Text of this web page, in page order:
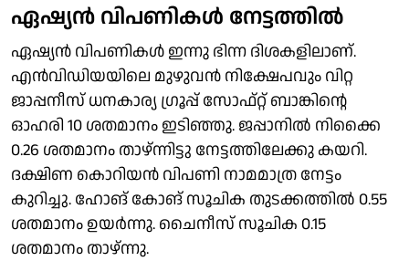
ഏഷ്യന്‍ വിപണികള്‍ നേട്ടത്തില്‍
ഏഷ്യന്‍ വിപണികള്‍ ഇന്നു ഭിന്ന ദിശകളിലാണ്.
എന്‍വിഡിയയിലെ മുഴുവന്‍ നിക്ഷേപവും വിറ്റ
ജാപ്പനീസ് ധനകാര്യ ഗ്രൂപ്പ് സോഫ്റ്റ് ബാങ്കിന്റെ
ഓഹരി 10 ശതമാനം ഇടിഞ്ഞു. ജപ്പാനില്‍ നിക്കൈ
0.26 ശതമാനം താഴ്ന്നിട്ടു നേട്ടത്തിലേക്കു കയറി.
ദക്ഷിണ കൊറിയന്‍ വിപണി നാമമാത്ര നേട്ടം
കുറിച്ചു. ഹോങ് കോങ് സൂചിക തുടക്കത്തില്‍ 0.55
ശതമാനം ഉയര്‍ന്നു. ചൈനീസ് സൂചിക 0.15
ശതമാനം താഴ്ന്നു.